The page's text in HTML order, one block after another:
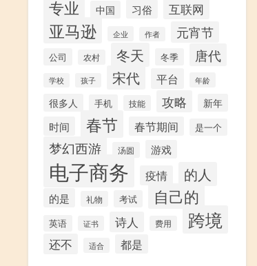
专业 中国 习俗 互联网
亚马逊 企业 作者 元宵节
公司 农村 冬天 冬季 唐代
学校 孩子 宋代 平台 年龄
很多人 手机 技能 攻略 新年
时间 春节 春节期间 是一个
梦幻西游 汤圆 游戏
电子商务 疫情 的人
的是 礼物 考试 自己的
英语 证书 诗人 费用 跨境
还不 适合 都是